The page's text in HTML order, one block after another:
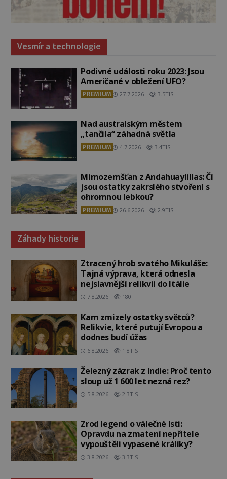
Vesmír a technologie
Podivné události roku 2023: Jsou
Američané v obležení UFO?
PREMIUM 27.7.2026 3.5TIS
Nad australským městem
„tančila“ záhadná světla
PREMIUM 4.7.2026 3.4TIS
Mimozemšťan z Andahuaylillas: Čí
jsou ostatky zakrslého stvoření s
ohromnou lebkou?
PREMIUM 26.6.2026 2.9TIS
Záhady historie
Ztracený hrob svatého Mikuláše:
Tajná výprava, která odnesla
nejslavnější relikvii do Itálie
7.8.2026 180
Kam zmizely ostatky světců?
Relikvie, které putují Evropou a
dodnes budí úžas
6.8.2026 1.8TIS
Železný zázrak z Indie: Proč tento
sloup už 1 600 let nezná rez?
5.8.2026 2.3TIS
Zrod legend o válečné lsti:
Opravdu na zmatení nepřítele
vypouštěli vypasené králíky?
3.8.2026 3.3TIS